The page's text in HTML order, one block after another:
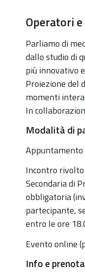
https://
Operatori
e
Operatrici
Specializzati
Cercasi
2021-
12-
12-
Appuntamento
online.
Promosso
da
Start
Villa
Operatori
Parliamo di
dallo studio di
più innovativo
Proiezione del
momenti
In
Modalità di
Appuntamento
Incontro
Secondaria di
obbligatoria
partecipante,
entro le ore
Evento online
Info e